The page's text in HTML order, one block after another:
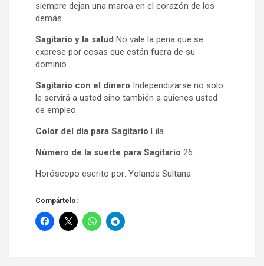
siempre dejan una marca en el corazón de los
demás.
Sagitario y la salud No vale la pena que se
exprese por cosas que están fuera de su
dominio.
Sagitario con el dinero Independizarse no solo
le servirá a usted sino también a quienes usted
de empleo.
Color del día para Sagitario Lila.
Número de la suerte para Sagitario 26.
Horóscopo escrito por: Yolanda Sultana
Compártelo: